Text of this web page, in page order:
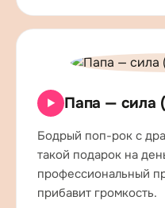
▶ Папа — сила
Бодрый поп-рок с
такой подарок на
профессиональный
прибавит громкость.